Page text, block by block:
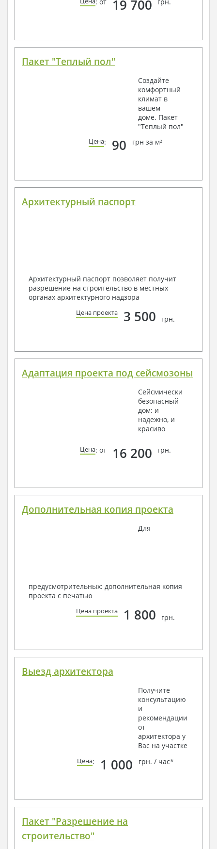
19 700
Пакет "Теплый пол"
Создайте
комфортный
климат в
вашем
доме. Пакет
"Теплый пол"
Цена: 90 грн за м²
Архитектурный паспорт
Архитектурный паспорт позволяет получит
разрешение на строительство в местных
органах архитектурного надзора
Цена проекта 3 500 грн.
Адаптация проекта под сейсмозоны
Сейсмически
безопасный
дом: и
надежно, и
красиво
Цена: от 16 200 грн.
Дополнительная копия проекта
Для
предусмотрительных: дополнительная копия
проекта с печатью
Цена проекта 1 800 грн.
Выезд архитектора
Получите
консультацию
и
рекомендации
от
архитектора у
Вас на участке
Цена: 1 000 грн. / час*
Пакет "Разрешение на
строительство"